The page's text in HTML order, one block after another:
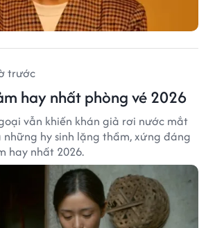
trước
hay nhất phòng vé 2026
vẫn khiến khán giả rơi nước mắt
hy sinh lặng thầm, xứng đáng
hay nhất 2026.